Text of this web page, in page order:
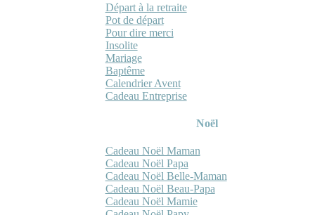
Départ à la retraite
Pot de départ
Pour dire merci
Insolite
Mariage
Baptême
Calendrier Avent
Cadeau Entreprise
Noël
Cadeau Noël Maman
Cadeau Noël Papa
Cadeau Noël Belle-Maman
Cadeau Noël Beau-Papa
Cadeau Noël Mamie